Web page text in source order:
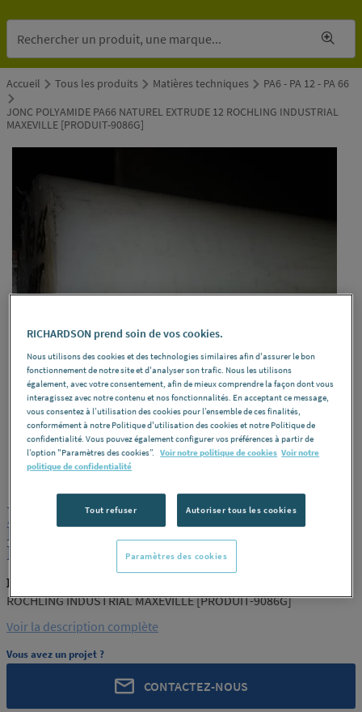
Accueil Tous les produits Matières techniques
PA6 - PA 12 - PA 66
JONC POLYAMIDE PA66 NATUREL EXTRUDE 12 ROCHLING INDUSTRIAL
MAXEVILLE [PRODUIT-9086G]
ROCHLING REF : 9086G
JONC POLYAMIDE PA66 NATUREL
EXTRUDE 12 ROCHLING INDUSTRIAL
MAXEVILLE [PRODUIT-9086G]
ROCHLING PRODUIT-9086G
ROCHLING INDUSTRIAL MAXEVILLE [PRODUIT-9086G]
Voir la description complète
Vous avez un projet ?
CONTACTEZ-NOUS
RICHARDSON prend soin de vos cookies.
Nous utilisons des cookies et des technologies similaires afin d'assurer le bon
fonctionnement de notre site et d'analyser son trafic. Nous les utilisons
également, avec votre consentement, afin de mieux comprendre la façon dont vous
interagissez avec notre contenu et nos fonctionnalités. En acceptant ce message,
vous consentez à l’utilisation des cookies pour l’ensemble de ces finalités,
conformément à notre Politique d'utilisation des cookies et notre Politique de
confidentialité. Vous pouvez également configurer vos préférences à partir de
l’option "Paramètres des cookies”.
Voir notre politique de cookies Voir notre
politique de confidentialité
Tout refuser Autoriser tous les cookies
Paramètres des cookies